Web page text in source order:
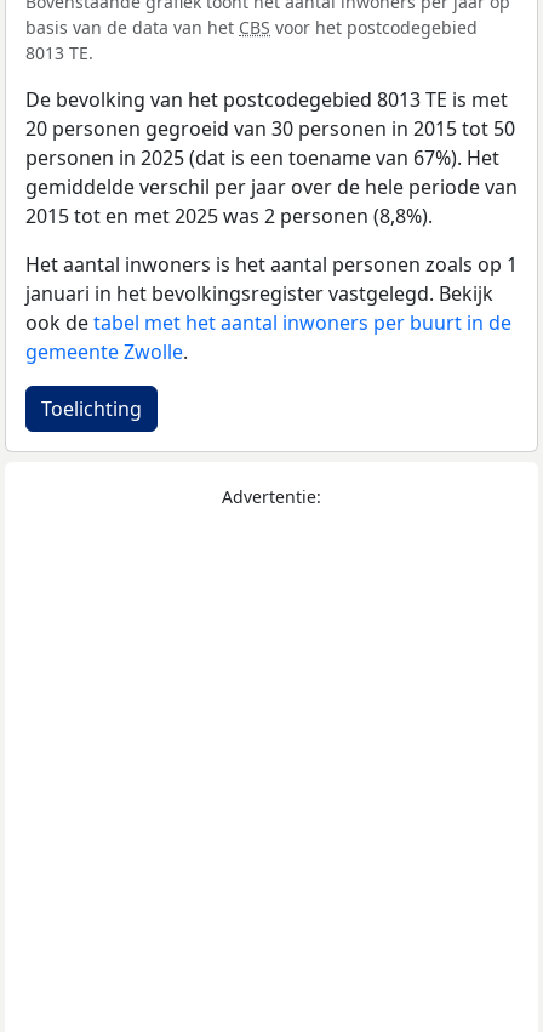
basis van de data van het CBS voor het postcodegebied
8013 TE.
De bevolking van het postcodegebied 8013 TE is met
20 personen gegroeid van 30 personen in 2015 tot 50
personen in 2025 (dat is een toename van 67%). Het
gemiddelde verschil per jaar over de hele periode van
2015 tot en met 2025 was 2 personen (8,8%).
Het aantal inwoners is het aantal personen zoals op 1
januari in het bevolkingsregister vastgelegd. Bekijk
ook detabel met het aantal inwoners per buurt in de
gemeente Zwolle.
Toelichting
Advertentie: